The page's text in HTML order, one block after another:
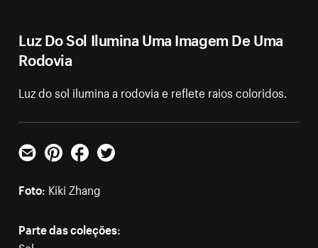
Luz Do Sol Ilumina Uma Imagem De Uma
Rodovia
Luz do sol ilumina a rodovia e reflete raios coloridos.
E-mailPinterestFacebookTwitter
Foto: Kiki Zhang
Parte das coleções: